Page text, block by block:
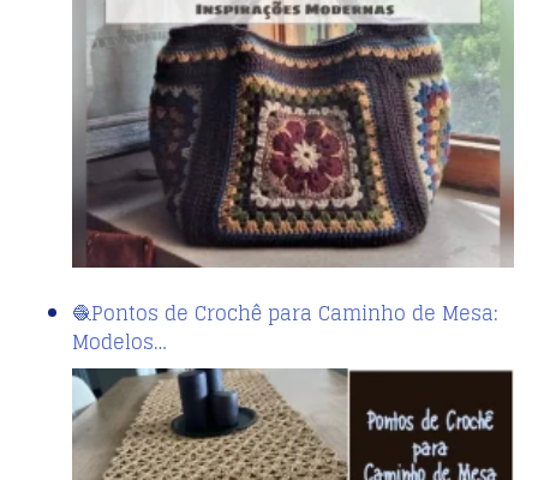
🧶Pontos de Crochê para Caminho de Mesa:
Modelos…